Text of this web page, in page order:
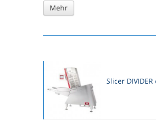
Mehr
Mehr
Mehr
Slicer